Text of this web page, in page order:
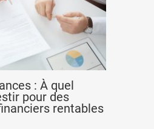
: À quel
pour des
rentables